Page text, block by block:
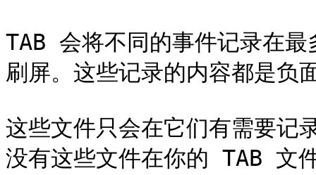
TAB 会将不同的事件记录在
刷屏。这些记录的内容都是负
这些文件只会在它们有需要记
没有这些文件在你的 TAB 文